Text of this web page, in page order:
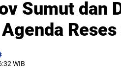
Sumut dan
WIB